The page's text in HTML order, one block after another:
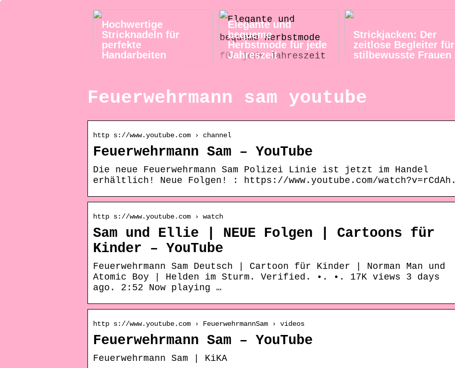
Hochwertige
Stricknadeln für
perfekte
Handarbeiten
Elegante und
bequeme
Herbstmode für jede
Jahreszeit
Strickjacken: Der
zeitlose Begleiter für
stilbewusste Frauen
Feuerwehrmann sam youtube
http s://www.youtube.com › channel
Feuerwehrmann Sam – YouTube
Die neue Feuerwehrmann Sam Polizei Linie ist jetzt im Handel
erhältlich! Neue Folgen! : https://www.youtube.com/watch?v=rCdAh.
http s://www.youtube.com › watch
Sam und Ellie | NEUE Folgen | Cartoons für
Kinder – YouTube
Feuerwehrmann Sam Deutsch | Cartoon für Kinder | Norman Man und
Atomic Boy | Helden im Sturm. Verified. •. •. 17K views 3 days
ago. 2:52 Now playing …
http s://www.youtube.com › FeuerwehrmannSam › videos
Feuerwehrmann Sam – YouTube
Feuerwehrmann Sam | KiKA